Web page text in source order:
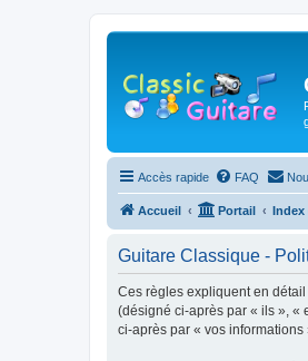
Accès rapide FAQ
Accueil Portail Index
Guitare Classique -
Ces règles expliquent en
(désigné ci-après par « ils », «
ci-après par « vos informations